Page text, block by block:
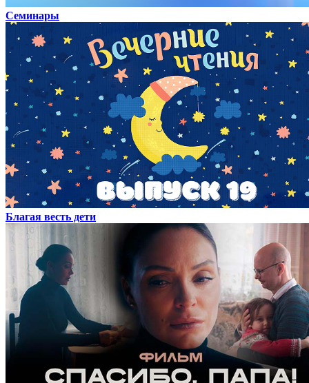
Семинары
Благая весть дети